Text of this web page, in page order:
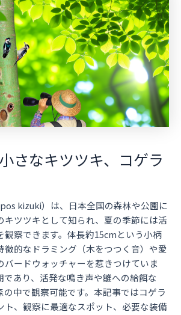
さなキツツキ、コゲラ
kizuki）は、日本全国の森林や公園に
キツツキとして知られ、夏の季節には活
観察できます。体長約15cmという小柄
徴的なドラミング（木をつつく音）や愛
バードウォッチャーを惹きつけていま
であり、活発な鳴き声や雛への給餌な
の中で観察可能です。本記事ではコゲラ
ト、観察に最適なスポット、必要な装備